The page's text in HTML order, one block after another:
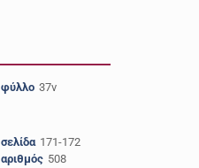
φύλλο 37v
σελίδα 171-172
αριθμός 508